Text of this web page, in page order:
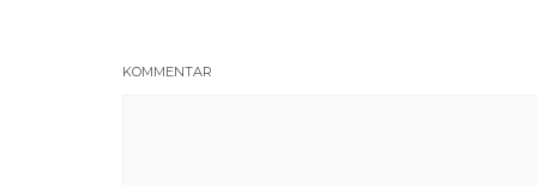
KOMMENTAR